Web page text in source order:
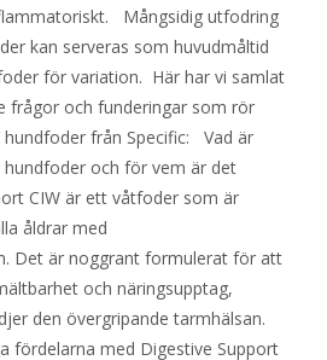
Mångsidig utfodring
kan serveras som huvudmåltid
för variation. Här har vi samlat
frågor och funderingar som rör
hundfoder från Specific: Vad är
hundfoder och för vem är det
CIW är ett våtfoder som är
åldrar med
Det är noggrant formulerat för att
och näringsupptag,
den övergripande tarmhälsan.
fördelarna med Digestive Support